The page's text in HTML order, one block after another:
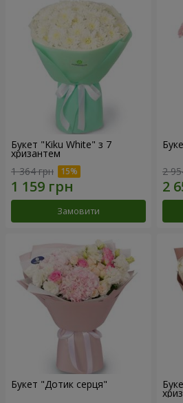
Букет "Kiku White" з 7
хризантем
1 364 грн
Замовити
2
Букет "Дотик серця"